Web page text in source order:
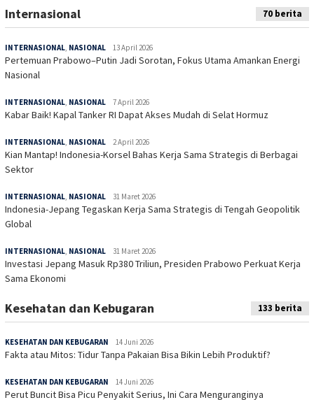
Internasional 70 berita
INTERNASIONAL, NASIONAL 13 April 2026
Pertemuan Prabowo–Putin Jadi Sorotan, Fokus Utama Amankan Energi
Nasional
INTERNASIONAL, NASIONAL 7 April 2026
Kabar Baik! Kapal Tanker RI Dapat Akses Mudah di Selat Hormuz
INTERNASIONAL, NASIONAL 2 April 2026
Kian Mantap! Indonesia-Korsel Bahas Kerja Sama Strategis di Berbagai
Sektor
INTERNASIONAL, NASIONAL 31 Maret 2026
Indonesia-Jepang Tegaskan Kerja Sama Strategis di Tengah Geopolitik
Global
INTERNASIONAL, NASIONAL 31 Maret 2026
Investasi Jepang Masuk Rp380 Triliun, Presiden Prabowo Perkuat Kerja
Sama Ekonomi
Kesehatan dan Kebugaran 133 berita
KESEHATAN DAN KEBUGARAN 14 Juni 2026
Fakta atau Mitos: Tidur Tanpa Pakaian Bisa Bikin Lebih Produktif?
KESEHATAN DAN KEBUGARAN 14 Juni 2026
Perut Buncit Bisa Picu Penyakit Serius, Ini Cara Menguranginya